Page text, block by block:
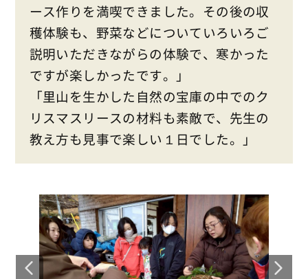
ース作りを満喫できました。その後の収
穫体験も、野菜などについていろいろご
説明いただきながらの体験で、寒かった
ですが楽しかったです。」
「里山を生かした自然の宝庫の中でのク
リスマスリースの材料も素敵で、先生の
教え方も見事で楽しい１日でした。」